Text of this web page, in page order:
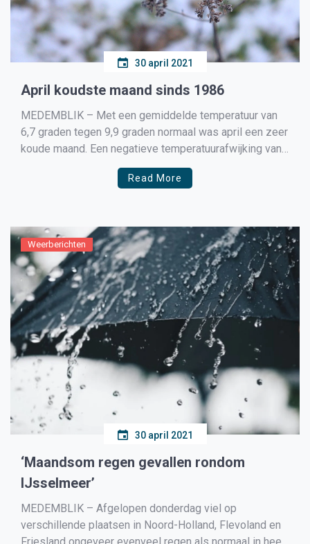
30 april 2021
April koudste maand sinds 1986
MEDEMBLIK – Met een gemiddelde temperatuur van
6,7 graden tegen 9,9 graden normaal was april een zeer
koude maand. Een negatieve temperatuurafwijking van
meer dan 3 graden was sinds maart 2013 in geen
enkele maand meer voorgekomen. Dominante
Read More
Weerberichten
30 april 2021
‘Maandsom regen gevallen rondom
IJsselmeer’
MEDEMBLIK – Afgelopen donderdag viel op
verschillende plaatsen in Noord-Holland, Flevoland en